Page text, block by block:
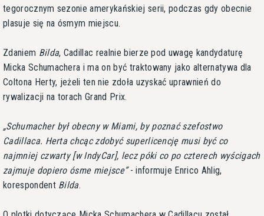
tegorocznym sezonie amerykańskiej serii, podczas gdy obecnie
plasuje się na ósmym miejscu.
Zdaniem Bilda, Cadillac realnie bierze pod uwagę kandydaturę
Micka Schumachera i ma on być traktowany jako alternatywa dla
Coltona Herty, jeżeli ten nie zdoła uzyskać uprawnień do
rywalizacji na torach Grand Prix.
Schumacher był obecny w Miami, by poznać szefostwo
Cadillaca. Herta chcąc zdobyć superlicencję musi być co
najmniej czwarty [w IndyCar], lecz póki co po czterech wyścigach
zajmuje dopiero ósme miejsce - informuje Enrico Ahlig,
korespondent Bilda.